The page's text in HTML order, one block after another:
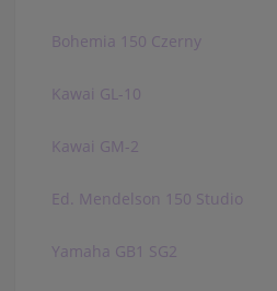
Bohemia 150 Czerny
Kawai GL-10
Kawai GM-2
Ed. Mendelson 150 Studio
Yamaha GB1 SG2